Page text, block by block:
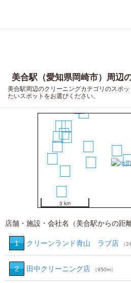
美合駅（愛知県岡崎市）周辺
美合駅周辺のクリーニングカテゴリのスポ
たいスポットをお選びください。
2
6
7
8
10
11
12
13
15
16
18
3 km
店舗・施設・会社名（美合駅からの距離
1 クリーンランド青山 ラブ店 （
2 田中クリーニング店 （950m）